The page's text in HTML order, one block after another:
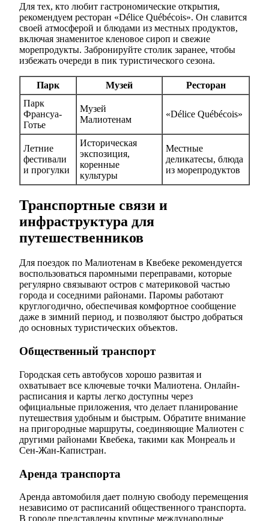
Для тех, кто любит гастрономические открытия,
рекомендуем ресторан «Délice Québécois». Он славится
своей атмосферой и блюдами из местных продуктов,
включая знаменитое кленовое сироп и свежие
морепродукты. Забронируйте столик заранее, чтобы
избежать очереди в пик туристического сезона.
Парк Музей
Ресторан
Парк
Франсуа-
Готье
Музей
Малиотенам
«Délice Québécois»
Летние
фестивали
и прогулки
Историческая
экспозиция,
коренные
культуры
Местные
деликатесы, блюда
из морепродуктов
Транспортные связи и
инфраструктура для
путешественников
Для поездок по Малиотенам в Квебеке рекомендуется
воспользоваться паромными переправами, которые
регулярно связывают остров с материковой частью
города и соседними районами. Паромы работают
круглогодично, обеспечивая комфортное сообщение
даже в зимний период, и позволяют быстро добраться
до основных туристических объектов.
Общественный транспорт
Городская сеть автобусов хорошо развитая и
охватывает все ключевые точки Малиотена. Онлайн-
расписания и карты легко доступны через
официальные приложения, что делает планирование
путешествия удобным и быстрым. Обратите внимание
на пригородные маршруты, соединяющие Малиотен с
другими районами Квебека, такими как Монреаль и
Сен-Жан-Капистран.
Аренда транспорта
Аренда автомобиля дает полную свободу перемещения
независимо от расписаний общественного транспорта.
В городе представлены крупные международные